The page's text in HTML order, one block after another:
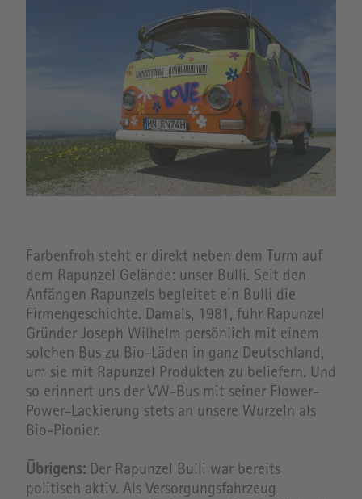
Farbenfroh steht er direkt neben dem Turm auf
dem Rapunzel Gelände: unser Bulli. Seit den
Anfängen Rapunzels begleitet ein Bulli die
Firmengeschichte. Damals, 1981, fuhr Rapunzel
Gründer Joseph Wilhelm persönlich mit einem
solchen Bus zu Bio-​Läden in ganz Deutschland,
um sie mit Rapunzel Produkten zu beliefern. Und
so erinnert uns der VW-​Bus mit seiner Flower-​
Power-Lackierung stets an unsere Wurzeln als
Bio-​Pionier.
Übrigens: Der Rapunzel Bulli war bereits
politisch aktiv. Als Versorgungsfahrzeug